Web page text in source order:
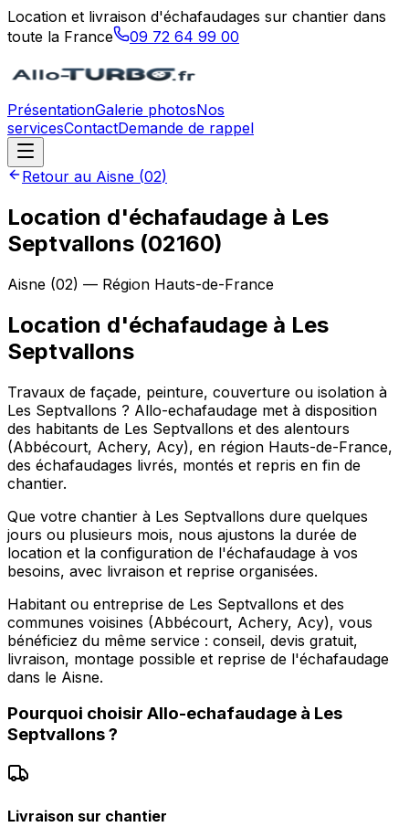
Location et livraison d'échafaudages sur chantier dans
toute la France
09 72 64 99 00
PrésentationGalerie photosNos
servicesContactDemande de rappel
Retour au Aisne (02)
Location d'échafaudage à Les
Septvallons (02160)
Aisne (02) — Région Hauts-de-France
Location d'échafaudage à Les
Septvallons
Travaux de façade, peinture, couverture ou isolation à
Les Septvallons ? Allo-echafaudage met à disposition
des habitants de Les Septvallons et des alentours
(Abbécourt, Achery, Acy), en région Hauts-de-France,
des échafaudages livrés, montés et repris en fin de
chantier.
Que votre chantier à Les Septvallons dure quelques
jours ou plusieurs mois, nous ajustons la durée de
location et la configuration de l'échafaudage à vos
besoins, avec livraison et reprise organisées.
Habitant ou entreprise de Les Septvallons et des
communes voisines (Abbécourt, Achery, Acy), vous
bénéficiez du même service : conseil, devis gratuit,
livraison, montage possible et reprise de l'échafaudage
dans le Aisne.
Pourquoi choisir Allo-echafaudage à Les
Septvallons?
Livraison sur chantier